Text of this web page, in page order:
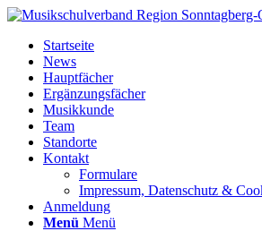
Startseite
News
Hauptfächer
Ergänzungsfächer
Musikkunde
Team
Standorte
Kontakt
Formulare
Impressum, Datenschutz &
Anmeldung
Menü Menü